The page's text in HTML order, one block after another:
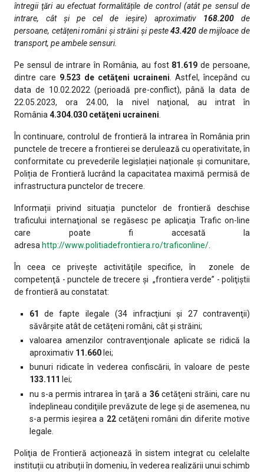
întregii ţări au efectuat formalitățile de control (atât pe sensul de
intrare, cât şi pe cel de ieşire) aproximativ 168.200 de
persoane, cetățeni români și străini și peste43.420 de mijloace de
transport, pe ambele sensuri.
Pe sensul de intrare în România, au fost 81.619de persoane,
dintre care 9.523 de cetăţeni ucraineni . Astfel, începând cu
data de 10.02.2022 (perioadă pre-conflict), până la data de
22.05.2023, ora 24.00, la nivel naţional, au intrat în
România 4.304.030 cetăţeni ucraineni
În continuare, controlul de frontieră la intrarea în România prin
punctele de trecere a frontierei se derulează cu operativitate, în
conformitate cu prevederile legislației naționale și comunitare,
Poliția de Frontieră lucrând la capacitatea maximă permisă de
infrastructura punctelor de trecere.
Informații privind situația punctelor de frontieră deschise
traficului internaţional se regăsesc pe aplicaţia Trafic on-line
care poate fi accesată la
adresa http://www.politiadefrontiera.ro/traficonline/
În ceea ce priveşte activităţile specifice, în zonele de
competenţă - punctele de trecere şi „frontiera verde” - poliţiştii
de frontieră au constatat:
61 de fapte ilegale (34 infracţiuni şi 27 contravenţii)
săvârşite atât de cetăţeni români, cât şi străini;
valoarea amenzilor contravenţionale aplicate se ridică la
aproximativ 11.660lei;
bunuri ridicate în vederea confiscării, în valoare de peste
133.111 lei;
nu s-a permis intrarea în ţară a 36 cetăţeni străini, care nu
îndeplineau condiţiile prevăzute de lege şi de asemenea, nu
s-a permis ieşirea a 22 cetăţeni români din diferite motive
legale.
Poliţia de Frontieră acționează în sistem integrat cu celelalte
instituții cu atribuții în domeniu, în vederea realizării unui schimb